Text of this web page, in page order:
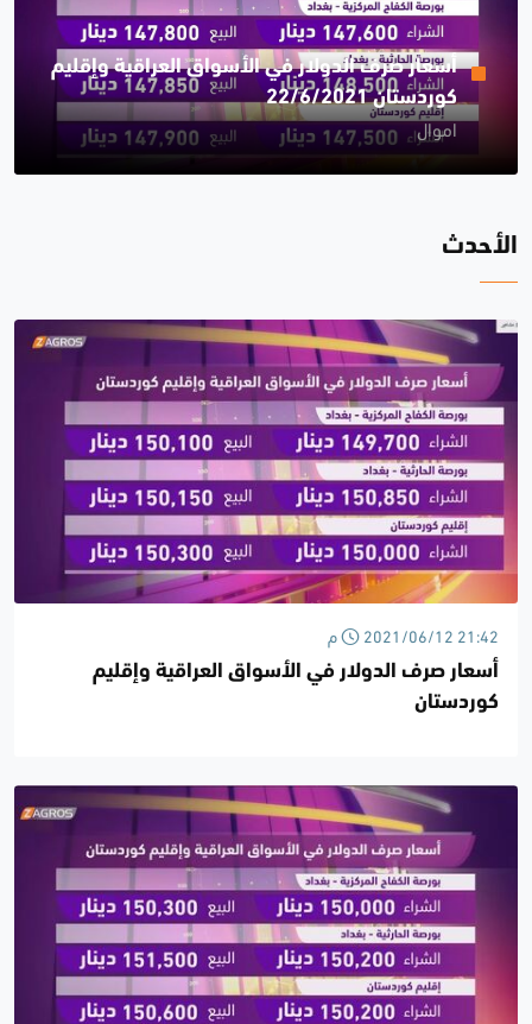
أسعار صرف الدولار في الأسواق العراقية وإقليم
كوردستان 22/6/2021
اموال
الأحدث
2021/06/12 21:42 م
أسعار صرف الدولار في الأسواق العراقية وإقليم
كوردستان